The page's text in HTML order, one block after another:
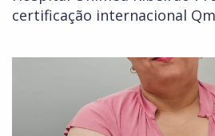
certificação internacional